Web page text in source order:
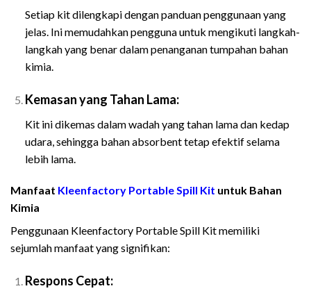
Setiap kit dilengkapi dengan panduan penggunaan yang
jelas. Ini memudahkan pengguna untuk mengikuti langkah-
langkah yang benar dalam penanganan tumpahan bahan
kimia.
Kemasan yang Tahan Lama:
Kit ini dikemas dalam wadah yang tahan lama dan kedap
udara, sehingga bahan absorbent tetap efektif selama
lebih lama.
Manfaat Kleenfactory Portable Spill Kit untuk Bahan
Kimia
Penggunaan Kleenfactory Portable Spill Kit memiliki
sejumlah manfaat yang signifikan:
Respons Cepat: